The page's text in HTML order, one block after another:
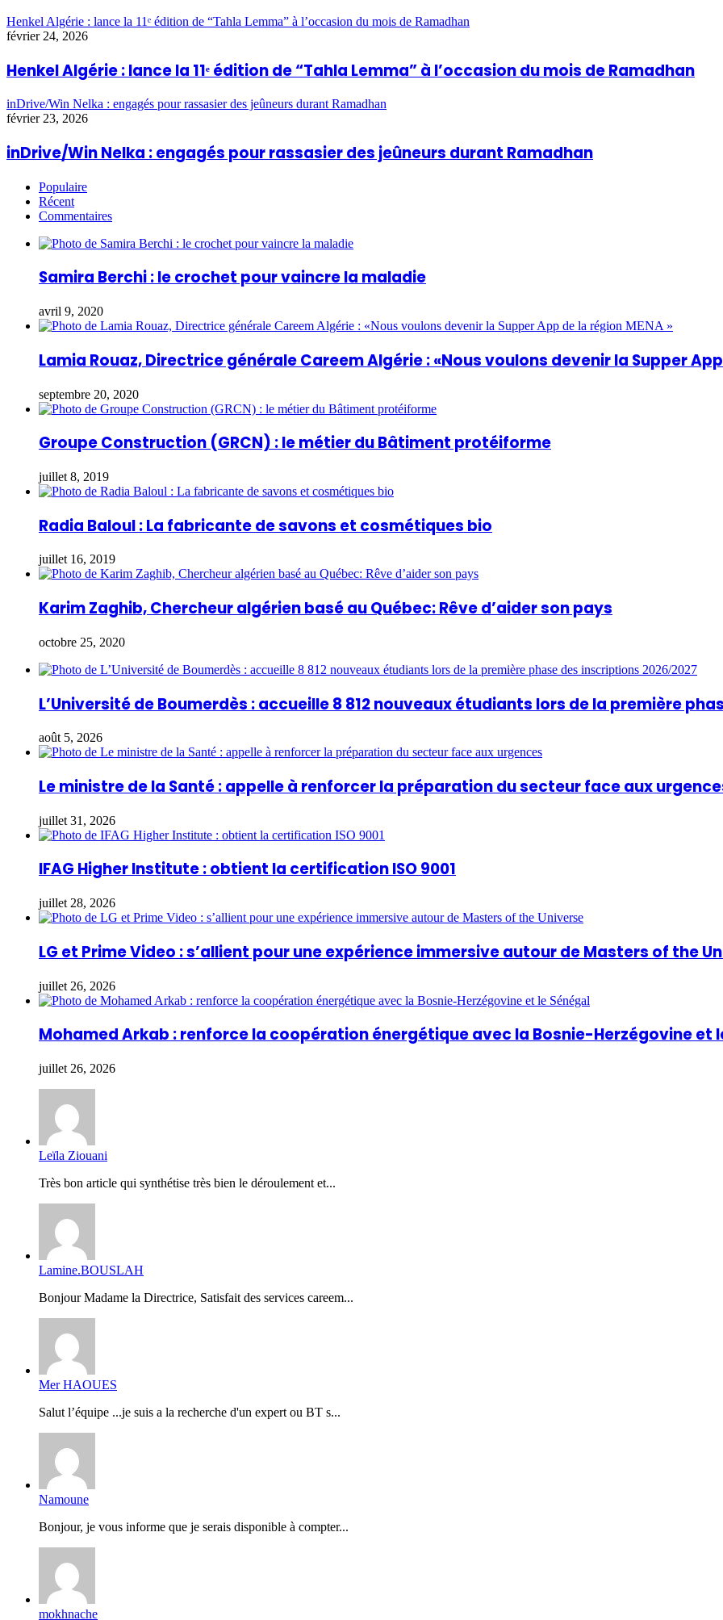
Henkel Algérie : lance la 11ᵉ édition de “Tahla Lemma” à l’occasion du mois de Ramadhan
février 24, 2026
Henkel Algérie : lance la 11ᵉ édition de “Tahla Lemma” à l’occasion du mois de Ramadhan
inDrive/Win Nelka : engagés pour rassasier des jeûneurs durant Ramadhan
février 23, 2026
inDrive/Win Nelka : engagés pour rassasier des jeûneurs durant Ramadhan
Populaire
Récent
Commentaires
Samira Berchi : le crochet pour vaincre la maladie
avril 9, 2020
Lamia Rouaz, Directrice générale Careem Algérie : «Nous voulons devenir la Supper App
septembre 20, 2020
Groupe Construction (GRCN) : le métier du Bâtiment protéiforme
juillet 8, 2019
Radia Baloul : La fabricante de savons et cosmétiques bio
juillet 16, 2019
Karim Zaghib, Chercheur algérien basé au Québec: Rêve d’aider son pays
octobre 25, 2020
L’Université de Boumerdès : accueille 8 812 nouveaux étudiants lors de la première
août 5, 2026
Le ministre de la Santé : appelle à renforcer la préparation du secteur face aux
juillet 31, 2026
IFAG Higher Institute : obtient la certification ISO 9001
juillet 28, 2026
LG et Prime Video : s’allient pour une expérience immersive autour de Masters of the
juillet 26, 2026
Mohamed Arkab : renforce la coopération énergétique avec la Bosnie-Herzégovine et
juillet 26, 2026
Leïla Ziouani
Très bon article qui synthétise très bien le déroulement et...
Lamine.BOUSLAH
Bonjour Madame la Directrice, Satisfait des services careem...
Mer HAOUES
Salut l’équipe ...je suis a la recherche d'un expert ou BT s...
Namoune
Bonjour, je vous informe que je serais disponible à compter...
mokhnache